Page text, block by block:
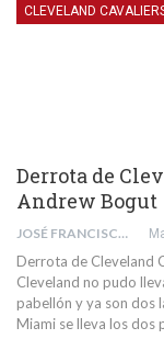
CLEVELAND
Derrota de
Andrew Bogut
JOSÉ FRANCISCO SÁNCHEZ MISAS
Derrota de Cleveland
Cleveland no pudo
pabellón y ya son dos
Miami se lleva los dos